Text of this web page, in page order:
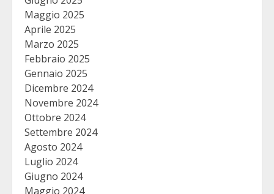
Maggio 2025
Aprile 2025
Marzo 2025
Febbraio 2025
Gennaio 2025
Dicembre 2024
Novembre 2024
Ottobre 2024
Settembre 2024
Agosto 2024
Luglio 2024
Giugno 2024
Maggio 2024